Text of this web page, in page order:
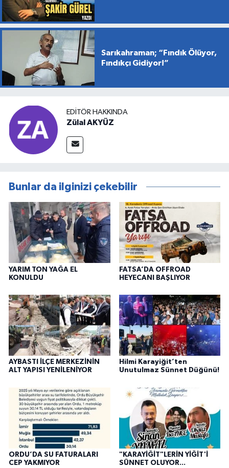
Sarıkahraman; “Fındık Ölüyor,
Fındıkçı Gidiyor!”
EDITÖR HAKKINDA
Zülal AKYÜZ
Bunlar da ilginizi çekebilir
YARIM TON YAĞA EL
KONULDU
FATSA’DA OFFROAD
HEYECANI BAŞLIYOR
AYBASTI İLÇE MERKEZİNİN
ALT YAPISI YENİLENİYOR
Hilmi Karayiğit’ten
Unutulmaz Sünnet Düğünü!
ORDU’DA SU FATURALARI
CEP YAKMIYOR
"KARAYİĞİT"LERİN YİĞİT'İ
SÜNNET OLUYOR...